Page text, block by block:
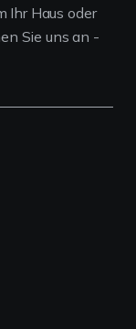
Ihr Haus oder
Sie uns an -